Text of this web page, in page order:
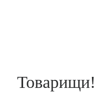
Товарищи!